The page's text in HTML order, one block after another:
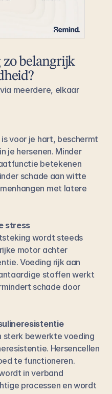
zo belangrijk
meerdere, elkaar
je hersenen. Minder
betekenen
schade aan witte
met latere
stress
motor achter
Voeding rijk aan
stoffen werkt
schade door
Hersencellen
te functioneren.
in verband
processen en wordt